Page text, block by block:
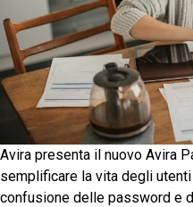
Avira presenta il nuovo Avira
semplificare la vita degli
confusione delle password e